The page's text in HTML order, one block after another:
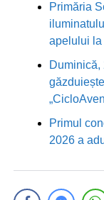
Primăria
apelului la
Duminică,
Primul
2026 a